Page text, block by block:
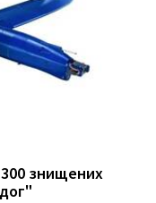
300 знищених